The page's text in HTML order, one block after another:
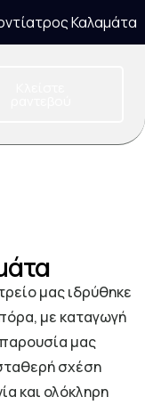
Καλαμάτα
μας ιδρύθηκε
με καταγωγή
μας
σχέση
και ολόκληρη